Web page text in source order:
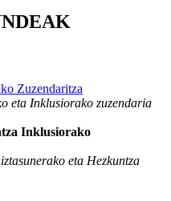
Zuzendaritza
eta Inklusiorako zuzendaria
Inklusiorako
eta Hezkuntza